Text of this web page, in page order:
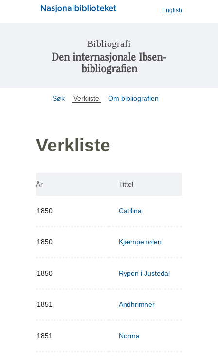
English
Bibliografi
Den internasjonale Ibsen-
bibliografien
Søk Verkliste Om bibliografien
Verkliste
År Tittel
1850 Catilina
1850 Kjæmpehøien
1850 Rypen i Justedal
1851 Andhrimner
1851 Norma